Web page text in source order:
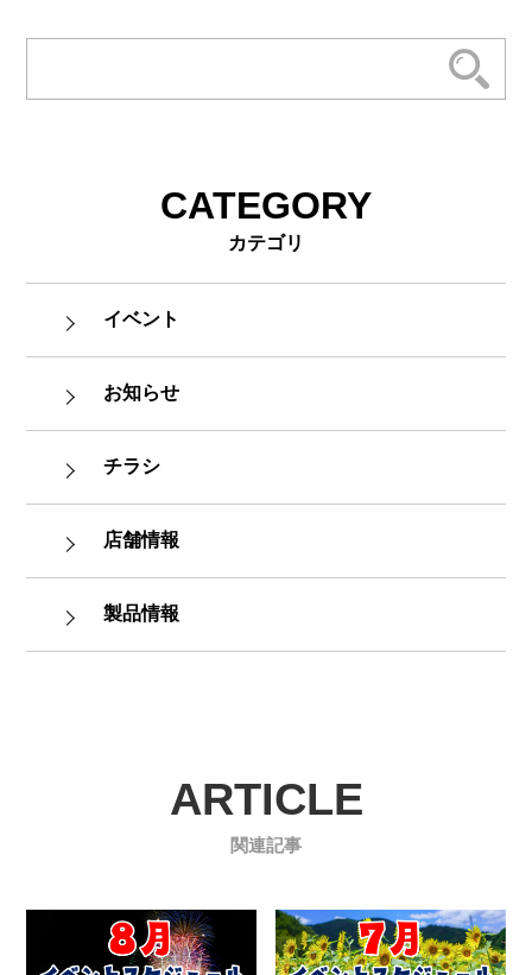
CATEGORY
カテゴリ
イベント
お知らせ
チラシ
店舗情報
製品情報
ARTICLE
関連記事